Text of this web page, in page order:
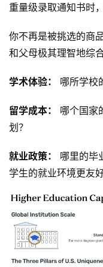
重量级录取通知书时，
你不再是被挑选的商
和父母极其理智地综合
学术体验： 哪所学校
留学成本：
哪个国家
划？
就业政策：
哪里的毕
学生的就业环境更友好